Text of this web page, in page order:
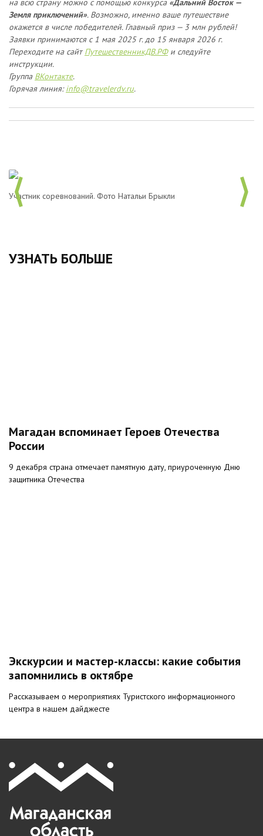
на всю страну можно с помощью конкурса «Дальний Восток —
Земля приключений». Возможно, именно ваше путешествие
окажется в числе победителей. Главный приз — 3 млн рублей!
Заявки принимаются с 1 мая 2025 г. до 15 января 2026 г.
Переходите на сайтПутешественникДВ.РФи следуйте
инструкции.
Группа ВКонтакте.
Горячая линия:info@travelerdv.ru.
Участник соревнований. Фото Натальи Брыкли
УЗНАТЬ БОЛЬШЕ
Магадан вспоминает Героев Отечества
России
9 декабря страна отмечает памятную дату, приуроченную Дню
защитника Отечества
Экскурсии и мастер-классы: какие события
запомнились в октябре
Рассказываем о мероприятиях Туристского информационного
центра в нашем дайджесте